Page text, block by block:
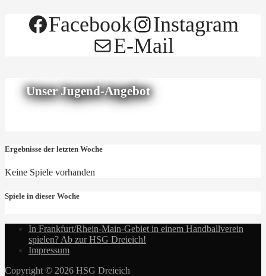
Facebook
Instagram
E-Mail
Unser Jugend-Angebot
Ergebnisse der letzten Woche
Keine Spiele vorhanden
Spiele in dieser Woche
In Frankfurt/Rhein-Main-Gebiet in einem Handballverein
spielen? Ab zur HSG Dreieich!
Impressum
Copyright © 2026 HSG Dreieich